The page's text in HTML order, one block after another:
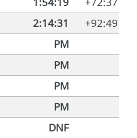
2:14:31
+92:49
PM
PM
PM
PM
DNF